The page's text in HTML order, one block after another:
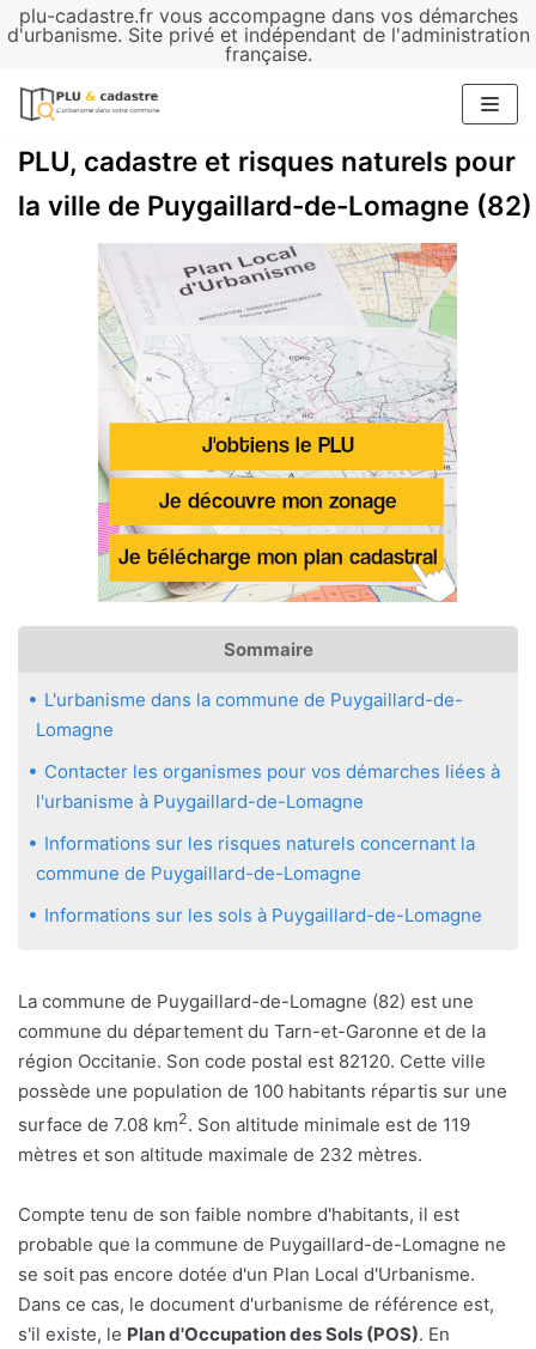
plu-cadastre.fr vous accompagne dans vos démarches
d'urbanisme. Site privé et indépendant de l'administration
française.
Aller
contenu
PLU, cadastre et risques naturels pour
la ville de Puygaillard-de-Lomagne (82)
Sommaire
L'urbanisme dans la commune de Puygaillard-de-
Lomagne
Contacter les organismes pour vos démarches liées à
l'urbanisme à Puygaillard-de-Lomagne
Informations sur les risques naturels concernant la
commune de Puygaillard-de-Lomagne
Informations sur les sols à Puygaillard-de-Lomagne
La commune de Puygaillard-de-Lomagne (82) est une
commune du département du Tarn-et-Garonne et de la
région Occitanie. Son code postal est 82120. Cette ville
possède une population de 100 habitants répartis sur une
surface de 7.08 km2. Son altitude minimale est de 119
mètres et son altitude maximale de 232 mètres.
Compte tenu de son faible nombre d'habitants, il est
probable que la commune de Puygaillard-de-Lomagne ne
se soit pas encore dotée d'un Plan Local d'Urbanisme.
Dans ce cas, le document d'urbanisme de référence est,
s'il existe, le Plan d'Occupation des Sols (POS). En